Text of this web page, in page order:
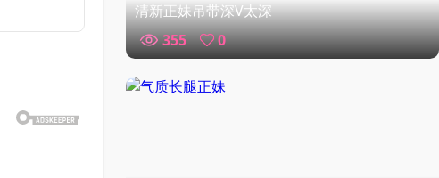
清新正妹吊带深V太深
355
0